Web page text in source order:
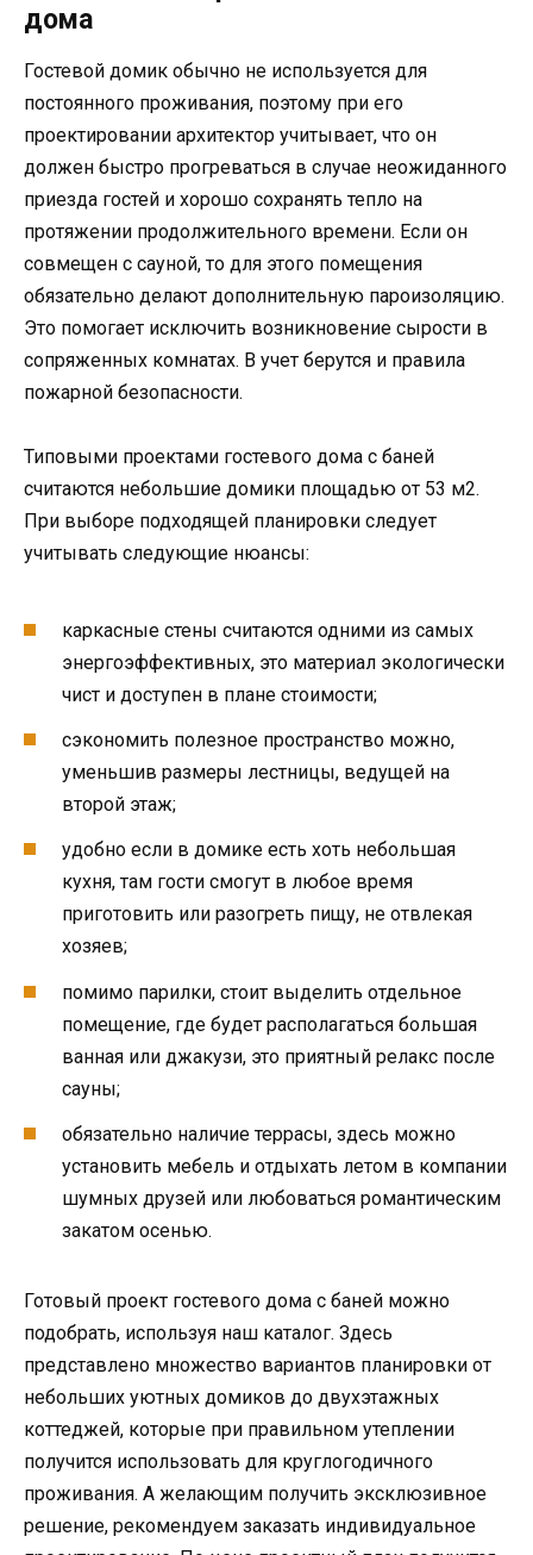
дома
Гостевой домик обычно не используется для
постоянного проживания, поэтому при его
проектировании архитектор учитывает, что он
должен быстро прогреваться в случае неожиданного
приезда гостей и хорошо сохранять тепло на
протяжении продолжительного времени. Если он
совмещен с сауной, то для этого помещения
обязательно делают дополнительную пароизоляцию.
Это помогает исключить возникновение сырости в
сопряженных комнатах. В учет берутся и правила
пожарной безопасности.
Типовыми проектами гостевого дома с баней
считаются небольшие домики площадью от 53 м2.
При выборе подходящей планировки следует
учитывать следующие нюансы:
каркасные стены считаются одними из самых
энергоэффективных, это материал экологически
чист и доступен в плане стоимости;
сэкономить полезное пространство можно,
уменьшив размеры лестницы, ведущей на
второй этаж;
удобно если в домике есть хоть небольшая
кухня, там гости смогут в любое время
приготовить или разогреть пищу, не отвлекая
хозяев;
помимо парилки, стоит выделить отдельное
помещение, где будет располагаться большая
ванная или джакузи, это приятный релакс после
сауны;
обязательно наличие террасы, здесь можно
установить мебель и отдыхать летом в компании
шумных друзей или любоваться романтическим
закатом осенью.
Готовый проект гостевого дома с баней можно
подобрать, используя наш каталог. Здесь
представлено множество вариантов планировки от
небольших уютных домиков до двухэтажных
коттеджей, которые при правильном утеплении
получится использовать для круглогодичного
проживания. А желающим получить эксклюзивное
решение, рекомендуем заказать индивидуальное